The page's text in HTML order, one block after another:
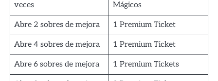
veces
Mágicos
Abre 2 sobres de mejora 1 Premium Ticket
Abre 4 sobres de mejora 1 Premium Ticket
Abre 6 sobres de mejora 1 Premium Tickets